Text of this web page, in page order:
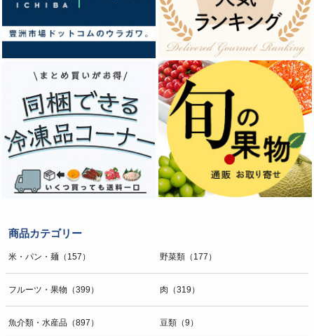
商品カテゴリー
米・パン・麺（157） 野菜類（177）
フルーツ・果物（399） 肉（319）
魚介類・水産品（897） 豆類（9）